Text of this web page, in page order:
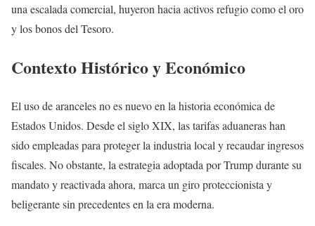
una escalada comercial, huyeron hacia activos refugio como el oro
y los bonos del Tesoro.
Contexto Histórico y Económico
El uso de aranceles no es nuevo en la historia económica de
Estados Unidos. Desde el siglo XIX, las tarifas aduaneras han
sido empleadas para proteger la industria local y recaudar ingresos
fiscales. No obstante, la estrategia adoptada por Trump durante su
mandato y reactivada ahora, marca un giro proteccionista y
beligerante sin precedentes en la era moderna.